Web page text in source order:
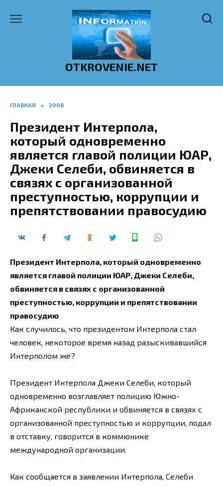
OTKROVENIE.NET
ГЛАВНАЯ » 2008
Президент Интерпола,
который одновременно
является главой полиции ЮАР,
Джеки Селеби, обвиняется в
связях с организованной
преступностью, коррупции и
препятствовании правосудию
Президент Интерпола, который одновременно
является главой полиции ЮАР, Джеки Селеби,
обвиняется в связях с организованной
преступностью, коррупции и препятствовании
правосудию
Как случилось, что президентом Интерпола стал
человек, некоторое время назад разыскивавшийся
Интерполом же?
Президент Интерпола Джеки Селеби, который
одновременно возглавляет полицию Южно-
Африканской республики и обвиняется в связях с
организованной преступностью и коррупции, подал
в отставку, говорится в коммюнике
международной организации.
Как сообщается в заявлении Интерпола, Селеби